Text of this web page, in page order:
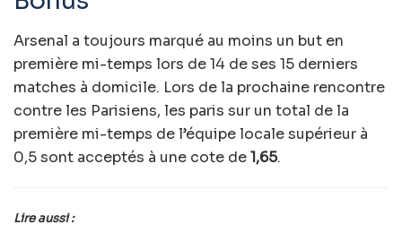
Arsenal a toujours marqué au moins un but en
première mi-temps lors de 14 de ses 15 derniers
matches à domicile. Lors de la prochaine rencontre
contre les Parisiens, les paris sur un total de la
première mi-temps de l’équipe locale supérieur à
0,5 sont acceptés à une cote de1,65.
Lire aussi :